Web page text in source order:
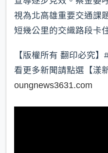
視為北高雄重要交通課
短幾公里的交織路段卡
【版權所有 翻印必究
看更多新聞請點選【漾
oungnews3631.com